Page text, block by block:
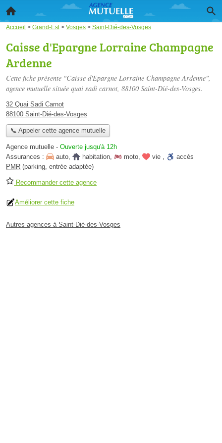
Accueil > Grand-Est> Vosges > Saint-Dié-des-Vosges
Caisse d'Epargne Lorraine Champagne
Ardenne
Cette fiche présente "Caisse d'Epargne Lorraine Champagne Ardenne",
agence mutuelle située quai sadi carnot, 88100 Saint-Dié-des-Vosges.
32 Quai Sadi Carnot
88100 Saint-Dié-des-Vosges
📞 Appeler cette agence mutuelle
Agence mutuelle - Ouverte jusqu'à 12h
Assurances :
auto, habitation, moto, vie ,
accès
PMR (parking, entrée adaptée)
Recommander cette agence
Améliorer cette fiche
Autres agences à Saint-Dié-des-Vosges